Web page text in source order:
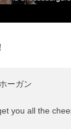
ーガン
you all the